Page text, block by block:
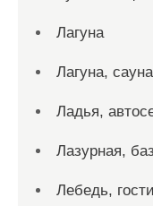
Лагуна
Лагуна, сауна
Ладья,
Лазурная,
Лебедь,